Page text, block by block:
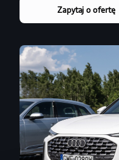
Zapytaj o ofertę